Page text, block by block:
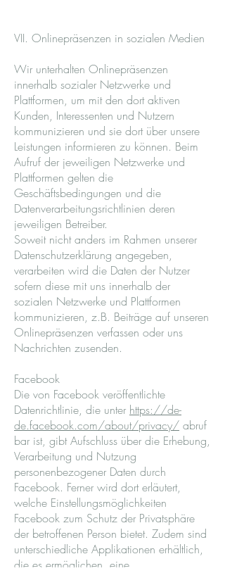
VII. Onlinepräsenzen in sozialen Medien
Wir unterhalten Onlinepräsenzen
innerhalb sozialer Netzwerke und
Plattformen, um mit den dort aktiven
Kunden, Interessenten und Nutzern
kommunizieren und sie dort über unsere
Leistungen informieren zu können. Beim
Aufruf der jeweiligen Netzwerke und
Plattformen gelten die
Geschäftsbedingungen und die
Datenverarbeitungsrichtlinien deren
jeweiligen Betreiber.
Soweit nicht anders im Rahmen unserer
Datenschutzerklärung angegeben,
verarbeiten wird die Daten der Nutzer
sofern diese mit uns innerhalb der
sozialen Netzwerke und Plattformen
kommunizieren, z.B. Beiträge auf unseren
Onlinepräsenzen verfassen oder uns
Nachrichten zusenden.
Facebook
Die von Facebook veröffentlichte
Datenrichtlinie, die unter https://de-
de.facebook.com/about/privacy/ abruf
bar ist, gibt Aufschluss über die Erhebung,
Verarbeitung und Nutzung
personenbezogener Daten durch
Facebook. Ferner wird dort erläutert,
welche Einstellungsmöglichkeiten
Facebook zum Schutz der Privatsphäre
der betroffenen Person bietet. Zudem sind
unterschiedliche Applikationen erhältlich,
die es ermöglichen, eine